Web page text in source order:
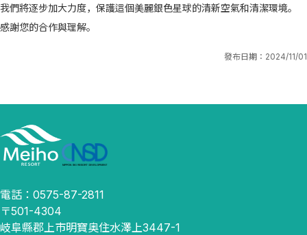
我們將逐步加大力度，保護這個美麗銀色星球的清新空氣和清潔環境。
感謝您的合作與理解。
發布日期： 2024/11/01
電話：0575-87-2811
〒501-4304
岐阜縣郡上市明寶奥住水澤上3447-1